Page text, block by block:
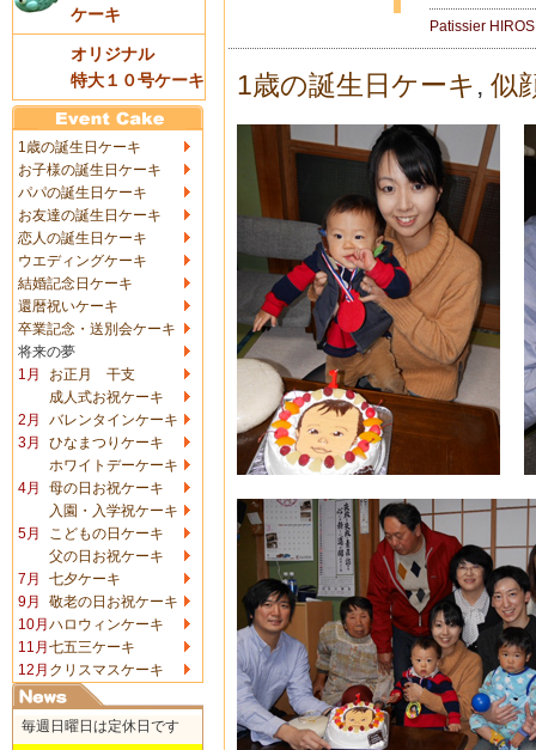
ケーキ
オリジナル
特大１０号ケーキ
1歳の誕生日ケーキ
お子様の誕生日ケーキ
パパの誕生日ケーキ
お友達の誕生日ケーキ
恋人の誕生日ケーキ
ウエディングケーキ
結婚記念日ケーキ
還暦祝いケーキ
卒業記念・送別会ケーキ
将来の夢
1月
お正月 干支
成人式お祝ケーキ
2月
バレンタインケーキ
3月
ひなまつりケーキ
ホワイトデーケーキ
4月
母の日お祝ケーキ
入園・入学祝ケーキ
5月
こどもの日ケーキ
父の日お祝ケーキ
7月
七夕ケーキ
9月
敬老の日お祝ケーキ
10月 ハロウィンケーキ
11月 七五三ケーキ
12月 クリスマスケーキ
毎週日曜日は定休日です
Patissier
1歳の誕生日ケーキ , 似